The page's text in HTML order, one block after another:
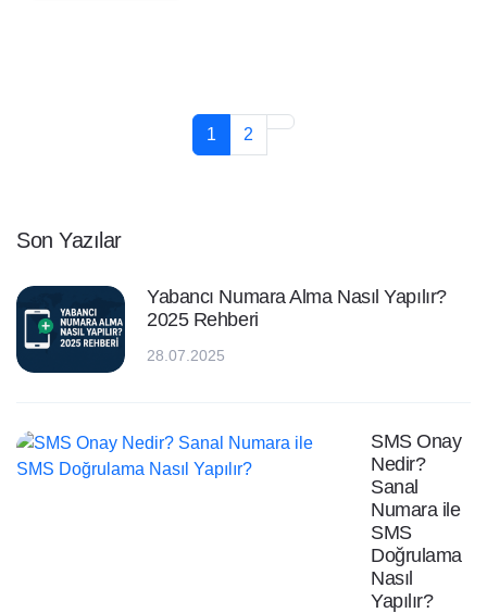
1 2
Son Yazılar
Yabancı Numara Alma Nasıl Yapılır?
2025 Rehberi
28.07.2025
SMS Onay
Nedir?
Sanal
Numara ile
SMS
Doğrulama
Nasıl
Yapılır?